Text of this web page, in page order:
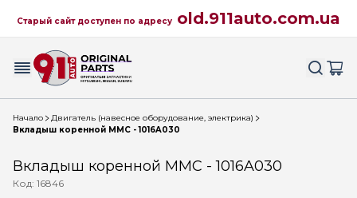
Старый сайт доступен по адресу old.911auto.com.ua
Начало
Двигатель (навесное оборудование, электрика)
Вкладыш коренной MMC - 1016A030
Вкладыш коренной MMC - 1016A030
Код: 16846